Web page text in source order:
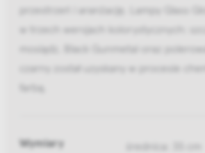
przestrzeń i aranżację. Lampy Glass
w trzech wersjach kolorystycznych:
mosiądz, Black Gunmetal oraz
czarny został uzyskany w procesie
farbą.
Wymiary
średnica: 35 cm